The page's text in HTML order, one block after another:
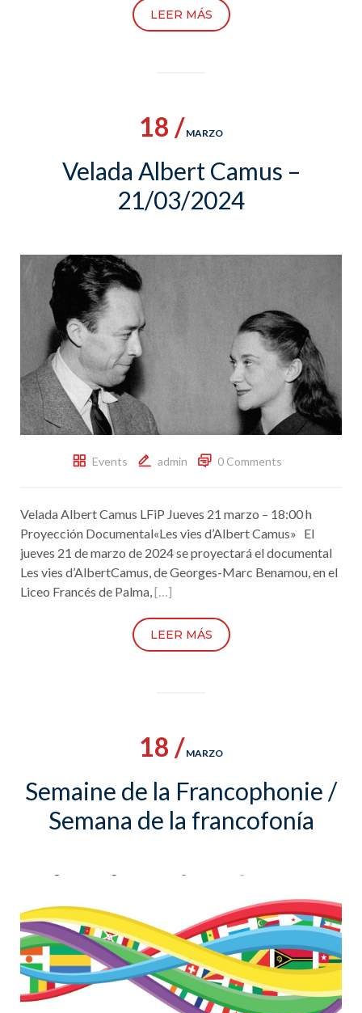
LEER MÁS
18 / MARZO
Velada Albert Camus –
21/03/2024
Events admin 0 Comments
Velada Albert Camus LFiP Jueves 21 marzo – 18:00 h
Proyección Documental«Les vies d’Albert Camus» El
jueves 21 de marzo de 2024 se proyectará el documental
Les vies d’AlbertCamus, de Georges-Marc Benamou, en el
Liceo Francés de Palma, […]
LEER MÁS
18 / MARZO
Semaine de la Francophonie /
Semana de la francofonía